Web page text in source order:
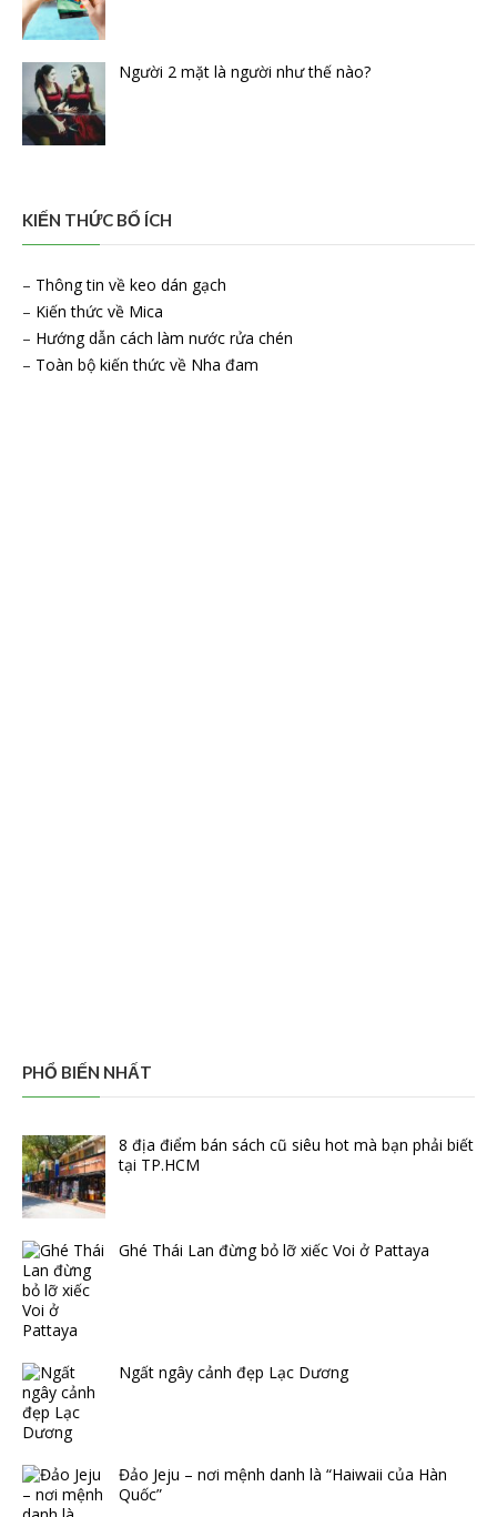
Người 2 mặt là người như thế nào?
KIẾN THỨC BỔ ÍCH
– Thông tin về keo dán gạch
– Kiến thức về Mica
– Hướng dẫn cách làm nước rửa chén
– Toàn bộ kiến thức về Nha đam
PHỔ BIẾN NHẤT
8 địa điểm bán sách cũ siêu hot mà bạn phải biết
tại TP.HCM
Ghé Thái Lan đừng bỏ lỡ xiếc Voi ở Pattaya
Ngất ngây cảnh đẹp Lạc Dương
Đảo Jeju – nơi mệnh danh là “Haiwaii của Hàn
Quốc”